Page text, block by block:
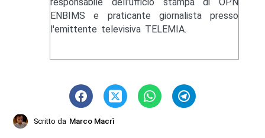
ENBIMS e praticante giornalista presso
l'emittente televisiva TELEMIA.
Scritto da Marco Macrì